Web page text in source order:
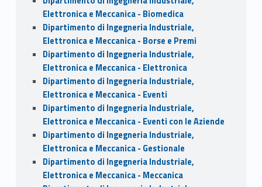
Elettronica e Meccanica - Biomedica
Dipartimento di Ingegneria Industriale,
Elettronica e Meccanica - Borse e Premi
Dipartimento di Ingegneria Industriale,
Elettronica e Meccanica - Elettronica
Dipartimento di Ingegneria Industriale,
Elettronica e Meccanica - Eventi
Dipartimento di Ingegneria Industriale,
Elettronica e Meccanica - Eventi con le Aziende
Dipartimento di Ingegneria Industriale,
Elettronica e Meccanica - Gestionale
Dipartimento di Ingegneria Industriale,
Elettronica e Meccanica - Meccanica